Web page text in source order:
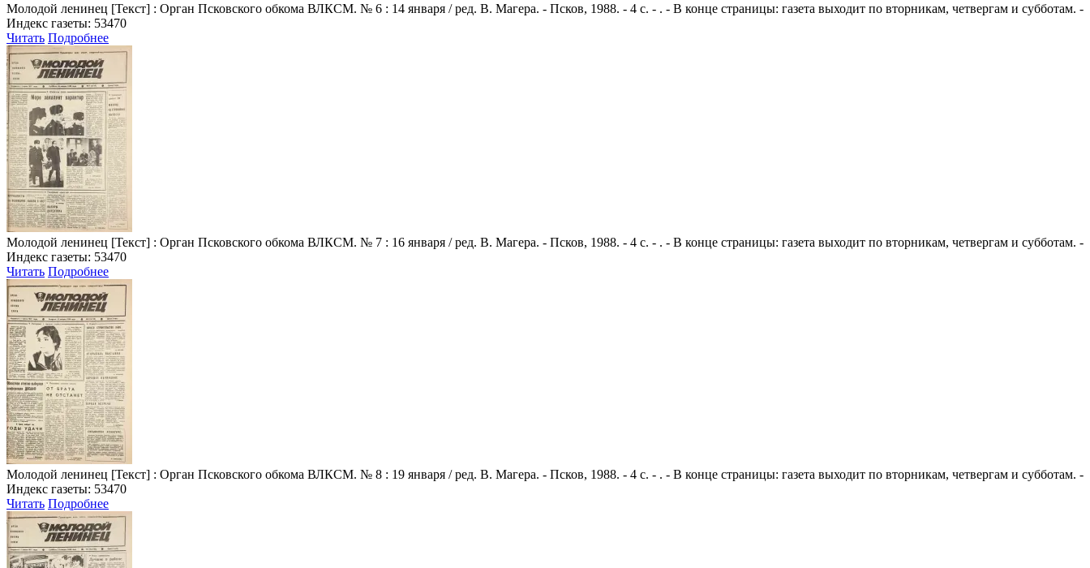
Молодой ленинец [Текст] : Орган Псковского обкома ВЛКСМ. № 6 : 14 января / ред. В. Магера. - Псков, 1988. - 4 с. - . - В конце страницы: газета выходит по вторникам, четвергам и субботам. -
Индекс газеты: 53470
Читать Подробнее
Молодой ленинец [Текст] : Орган Псковского обкома ВЛКСМ. № 7 : 16 января / ред. В. Магера. - Псков, 1988. - 4 с. - . - В конце страницы: газета выходит по вторникам, четвергам и субботам. -
Индекс газеты: 53470
Читать Подробнее
Молодой ленинец [Текст] : Орган Псковского обкома ВЛКСМ. № 8 : 19 января / ред. В. Магера. - Псков, 1988. - 4 с. - . - В конце страницы: газета выходит по вторникам, четвергам и субботам. -
Индекс газеты: 53470
Читать Подробнее